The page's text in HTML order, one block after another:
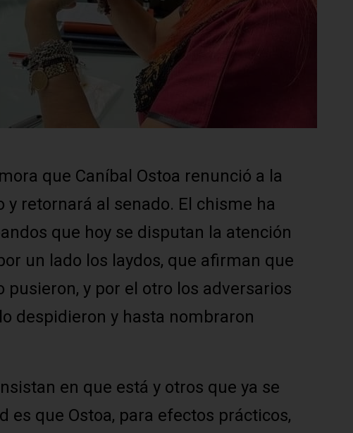
que Caníbal Ostoa renunció a la
y retornará al senado. El chisme ha
que hoy se disputan la atención
un lado los laydos, que afirman que
pusieron, y por el otro los adversarios
despidieron y hasta nombraron
en que está y otros que ya se
es que Ostoa, para efectos prácticos,